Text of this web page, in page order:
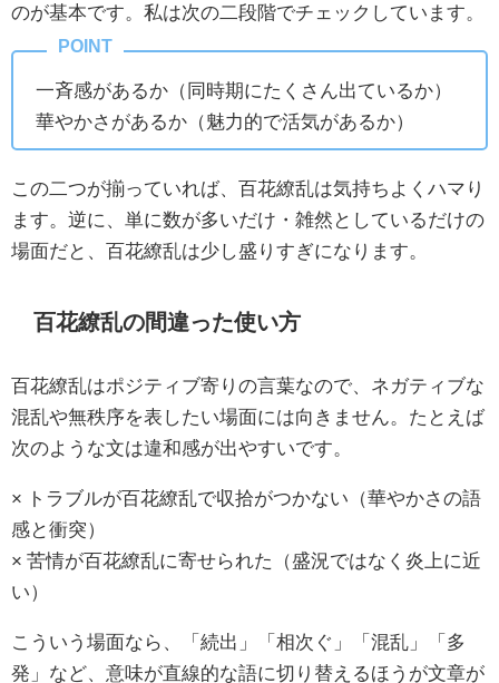
のが基本です。私は次の二段階でチェックしています。
一斉感があるか（同時期にたくさん出ているか）
華やかさがあるか（魅力的で活気があるか）
この二つが揃っていれば、百花繚乱は気持ちよくハマり
ます。逆に、単に数が多いだけ・雑然としているだけの
場面だと、百花繚乱は少し盛りすぎになります。
百花繚乱の間違った使い方
百花繚乱はポジティブ寄りの言葉なので、ネガティブな
混乱や無秩序を表したい場面には向きません。たとえば
次のような文は違和感が出やすいです。
× トラブルが百花繚乱で収拾がつかない（華やかさの語
感と衝突）
× 苦情が百花繚乱に寄せられた（盛況ではなく炎上に近
い）
こういう場面なら、「続出」「相次ぐ」「混乱」「多
発」など、意味が直線的な語に切り替えるほうが文章が